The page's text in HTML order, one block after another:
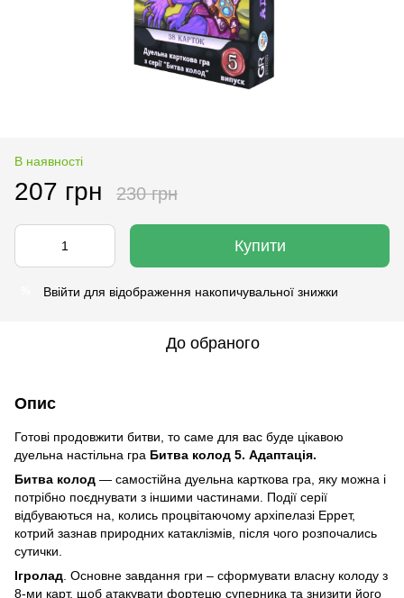
В наявності
207 грн 230 грн
Купити
Ввійти для відображення накопичувальної знижки
До обраного
Опис
Готові продовжити битви, то саме для вас буде цікавою
дуельна настільна гра Битва колод 5. Адаптація.
Битва колод — самостійна дуельна карткова гра, яку можна і
потрібно поєднувати з іншими частинами. Події серії
відбуваються на, колись процвітаючому архіпелазі Еррет,
котрий зазнав природних катаклізмів, після чого розпочались
сутички.
Ігролад . Основне завдання гри – сформувати власну колоду з
8-ми карт, щоб атакувати фортецю суперника та знизити його